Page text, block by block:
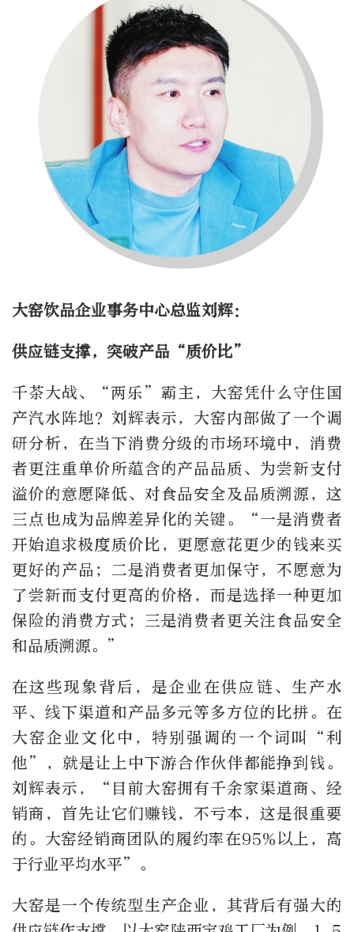
大窑饮品企业事务中心总监刘辉：
供应链支撑，突破产品“质价比”
千茶大战、“两乐”霸主，大窑凭什么守住国
产汽水阵地？刘辉表示，大窑内部做了一个调
研分析，在当下消费分级的市场环境中，消费
者更注重单价所蕴含的产品品质、为尝新支付
溢价的意愿降低、对食品安全及品质溯源，这
三点也成为品牌差异化的关键。“一是消费者
开始追求极度质价比，更愿意花更少的钱来买
更好的产品；二是消费者更加保守，不愿意为
了尝新而支付更高的价格，而是选择一种更加
保险的消费方式；三是消费者更关注食品安全
和品质溯源。”
在这些现象背后，是企业在供应链、生产水
平、线下渠道和产品多元等多方位的比拼。在
大窑企业文化中，特别强调的一个词叫“利
他”，就是让上中下游合作伙伴都能挣到钱。
刘辉表示，“目前大窑拥有千余家渠道商、经
销商，首先让它们赚钱，不亏本，这是很重要
的。大窑经销商团队的履约率在95%以上，高
于行业平均水平”。
大窑是一个传统型生产企业，其背后有强大的